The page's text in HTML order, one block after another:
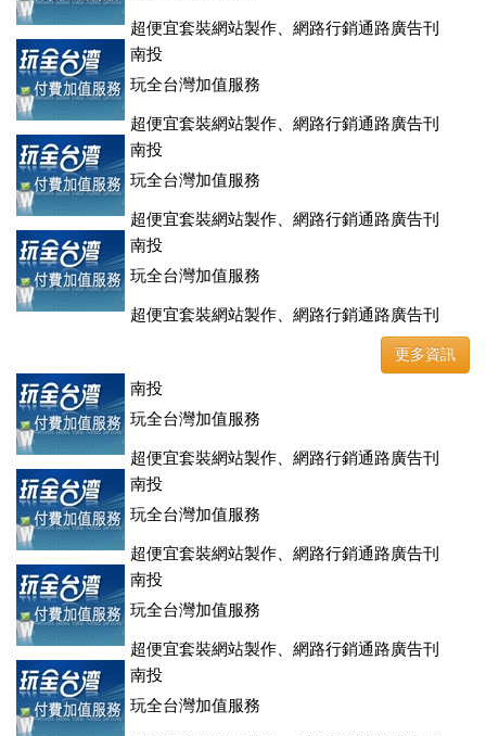
超便宜套裝網站製作、網路行銷通路廣告刊
登、訂房系統、客房委託旅行社銷售，全面優惠中....
南投
玩全台灣加值服務
超便宜套裝網站製作、網路行銷通路廣告刊
登、訂房系統、客房委託旅行社銷售，全面優惠中....
南投
玩全台灣加值服務
超便宜套裝網站製作、網路行銷通路廣告刊
登、訂房系統、客房委託旅行社銷售，全面優惠中....
南投
玩全台灣加值服務
超便宜套裝網站製作、網路行銷通路廣告刊
登、訂房系統、客房委託旅行社銷售，全面優惠中....
更多資訊
南投
玩全台灣加值服務
超便宜套裝網站製作、網路行銷通路廣告刊
登、訂房系統、客房委託旅行社銷售，全面優惠中....
南投
玩全台灣加值服務
超便宜套裝網站製作、網路行銷通路廣告刊
登、訂房系統、客房委託旅行社銷售，全面優惠中....
南投
玩全台灣加值服務
超便宜套裝網站製作、網路行銷通路廣告刊
登、訂房系統、客房委託旅行社銷售，全面優惠中....
南投
玩全台灣加值服務